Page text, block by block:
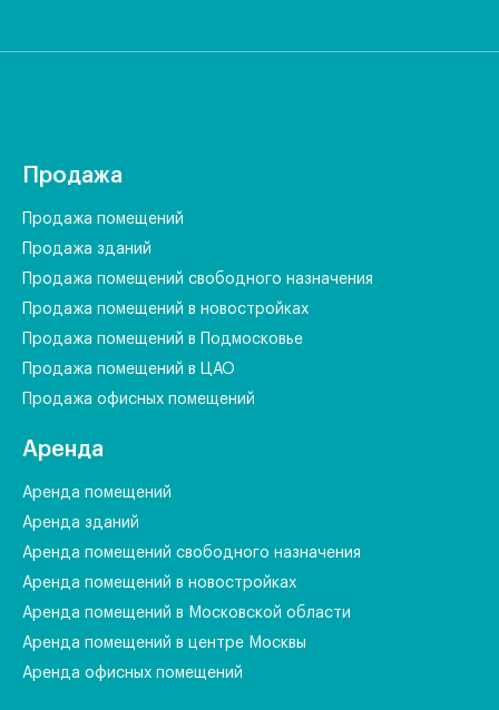
Продажа
Продажа помещений
Продажа зданий
Продажа помещений свободного назначения
Продажа помещений в новостройках
Продажа помещений в Подмосковье
Продажа помещений в ЦАО
Продажа офисных помещений
Аренда
Аренда помещений
Аренда зданий
Аренда помещений свободного назначения
Аренда помещений в новостройках
Аренда помещений в Московской области
Аренда помещений в центре Москвы
Аренда офисных помещений